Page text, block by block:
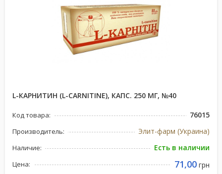
L-КАРНИТИН (L-CARNITINE), КАПС. 250 МГ, №40
Код товара: 76015
Производитель: Элит-фарм (Украина)
Наличие: Есть в наличии
Цена: 71,00 грн